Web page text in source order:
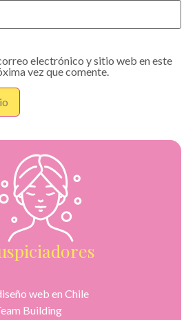
electrónico y sitio web en este
vez que comente.
web en Chile
Building